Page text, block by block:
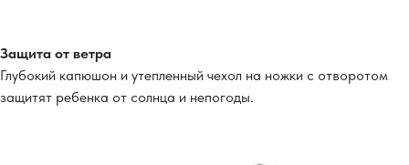
Защита от ветра
Глубокий капюшон и утепленный чехол на ножки с отворотом
защитят ребенка от солнца и непогоды.